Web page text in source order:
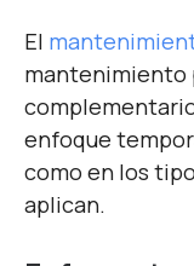
El
mantenimiento
enfoque
como en los
aplican.